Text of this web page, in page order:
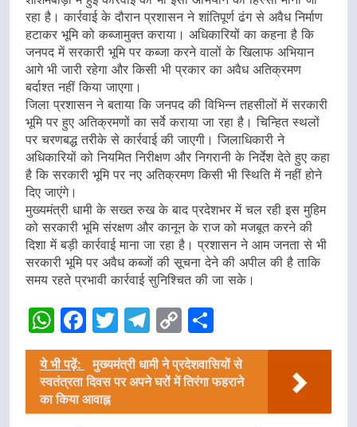
रहा है। कार्रवाई के दौरान प्रशासन ने शांतिपूर्ण ढंग से अवैध निर्माण
हटाकर भूमि को कब्जामुक्त कराया। अधिकारियों का कहना है कि
जनपद में सरकारी भूमि पर कब्जा करने वालों के खिलाफ अभियान
आगे भी जारी रहेगा और किसी भी प्रकार का अवैध अतिक्रमण
बर्दाश्त नहीं किया जाएगा।
जिला प्रशासन ने बताया कि जनपद की विभिन्न तहसीलों में सरकारी
भूमि पर हुए अतिक्रमणों का सर्वे कराया जा रहा है। चिन्हित स्थलों
पर चरणबद्ध तरीके से कार्रवाई की जाएगी। जिलाधिकारी ने
अधिकारियों को नियमित निरीक्षण और निगरानी के निर्देश देते हुए कहा
है कि सरकारी भूमि पर नए अतिक्रमण किसी भी स्थिति में नहीं होने
दिए जाएंगे।
मुख्यमंत्री धामी के सख्त रुख के बाद प्रदेशभर में चल रही इस मुहिम
को सरकारी भूमि संरक्षण और कानून के राज को मजबूत करने की
दिशा में बड़ी कार्रवाई माना जा रहा है। प्रशासन ने आम जनता से भी
सरकारी भूमि पर अवैध कब्जों की सूचना देने की अपील की है ताकि
समय रहते प्रभावी कार्रवाई सुनिश्चित की जा सके।
WhatsApp
Facebook
Twitter
Telegram
Copy
Link
ये भी पढ़ें:
मुख्यमंत्री धामी ने प्रदेशवासियों से
स्वतंत्रता दिवस पर अपने घरों में तिरंगा फहराने
का किया आवाह्न